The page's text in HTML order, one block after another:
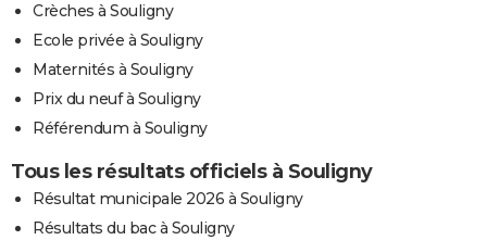
Crèches à Souligny
Ecole privée à Souligny
Maternités à Souligny
Prix du neuf à Souligny
Référendum à Souligny
Tous les résultats officiels à Souligny
Résultat municipale 2026 à Souligny
Résultats du bac à Souligny